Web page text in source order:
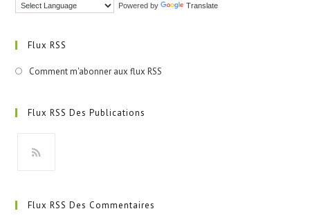
Powered by Translate
Flux RSS
Comment m'abonner aux flux RSS
Flux RSS Des Publications
un
Flux RSS Des Commentaires